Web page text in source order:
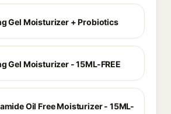
Gel Moisturizer + Probiotics
Gel Moisturizer - 15ML-FREE
Oil Free Moisturizer - 15ML-